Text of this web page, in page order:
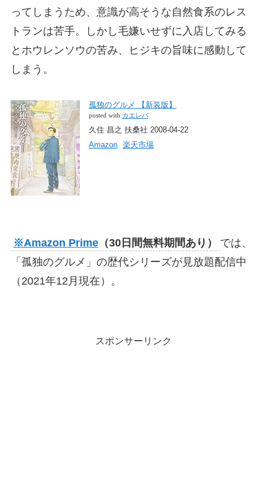
ってしまうため、意識が高そうな自然食系のレス
トランは苦手。しかし毛嫌いせずに入店してみる
とホウレンソウの苦み、ヒジキの旨味に感動して
しまう。
孤独のグルメ 【新装版】
posted with カエレバ
久住 昌之 扶桑社 2008-04-22
Amazon
楽天市場
※Amazon Prime（30日間無料期間あり）
では、
「孤独のグルメ」の歴代シリーズが見放題配信中
（2021年12月現在）。
スポンサーリンク